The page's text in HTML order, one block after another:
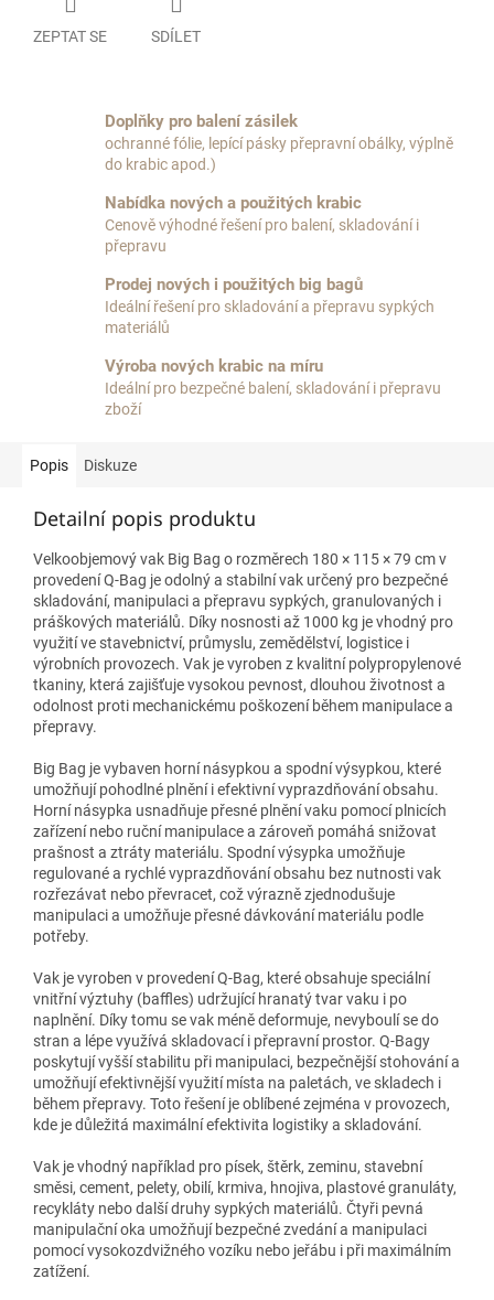
ZEPTAT SE SDÍLET
Doplňky pro balení zásilek
ochranné fólie, lepící pásky přepravní obálky, výplně
do krabic apod.)
Nabídka nových a použitých krabic
Cenově výhodné řešení pro balení, skladování i
přepravu
Prodej nových i použitých big bagů
Ideální řešení pro skladování a přepravu sypkých
materiálů
Výroba nových krabic na míru
Ideální pro bezpečné balení, skladování i přepravu
zboží
Popis Diskuze
Detailní popis produktu
Velkoobjemový vak Big Bag o rozměrech 180 × 115 × 79 cm v
provedení Q-Bag je odolný a stabilní vak určený pro bezpečné
skladování, manipulaci a přepravu sypkých, granulovaných i
práškových materiálů. Díky nosnosti až 1000 kg je vhodný pro
využití ve stavebnictví, průmyslu, zemědělství, logistice i
výrobních provozech. Vak je vyroben z kvalitní polypropylenové
tkaniny, která zajišťuje vysokou pevnost, dlouhou životnost a
odolnost proti mechanickému poškození během manipulace a
přepravy.
Big Bag je vybaven horní násypkou a spodní výsypkou, které
umožňují pohodlné plnění i efektivní vyprazdňování obsahu.
Horní násypka usnadňuje přesné plnění vaku pomocí plnicích
zařízení nebo ruční manipulace a zároveň pomáhá snižovat
prašnost a ztráty materiálu. Spodní výsypka umožňuje
regulované a rychlé vyprazdňování obsahu bez nutnosti vak
rozřezávat nebo převracet, což výrazně zjednodušuje
manipulaci a umožňuje přesné dávkování materiálu podle
potřeby.
Vak je vyroben v provedení Q-Bag, které obsahuje speciální
vnitřní výztuhy (baffles) udržující hranatý tvar vaku i po
naplnění. Díky tomu se vak méně deformuje, nevyboulí se do
stran a lépe využívá skladovací i přepravní prostor. Q-Bagy
poskytují vyšší stabilitu při manipulaci, bezpečnější stohování a
umožňují efektivnější využití místa na paletách, ve skladech i
během přepravy. Toto řešení je oblíbené zejména v provozech,
kde je důležitá maximální efektivita logistiky a skladování.
Vak je vhodný například pro písek, štěrk, zeminu, stavební
směsi, cement, pelety, obilí, krmiva, hnojiva, plastové granuláty,
recykláty nebo další druhy sypkých materiálů. Čtyři pevná
manipulační oka umožňují bezpečné zvedání a manipulaci
pomocí vysokozdvižného vozíku nebo jeřábu i při maximálním
zatížení.